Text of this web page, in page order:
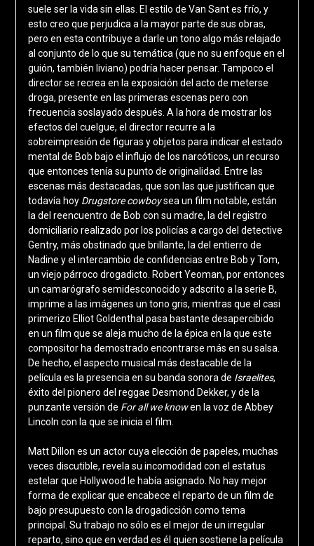
suele ser la vida sin ellas. El estilo de Van Sant es frío, y
esto creo que perjudica a la mayor parte de sus obras,
pero en esta contribuye a darle un tono algo más relajado
al conjunto de lo que su temática (que no su enfoque en el
guión, también liviano) podría hacer pensar. Tampoco el
director se recrea en la exposición del acto de meterse
droga, presente en las primeras escenas pero con
frecuencia soslayado después. A la hora de mostrar los
efectos del cuelgue, el director recurre a la
sobreimpresión de figuras y objetos para indicar el estado
mental de Bob bajo el influjo de los narcóticos, un recurso
que entonces tenía su punto de originalidad. Entre las
escenas más destacadas, que son las que justifican que
todavía hoy Drugstore cowboysea un film notable, están
la del reencuentro de Bob con su madre, la del registro
domiciliario realizado por los policías a cargo del detective
Gentry, más obstinado que brillante, la del entierro de
Nadine y el intercambio de confidencias entre Bob y Tom,
un viejo párroco drogadicto. Robert Yeoman, por entonces
un camarógrafo semidesconocido y adscrito a la serie B,
imprime a las imágenes un tono gris, mientras que el casi
primerizo Elliot Goldenthal pasa bastante desapercibido
en un film que se aleja mucho de la épica en la que este
compositor ha demostrado encontrarse más en su salsa.
De hecho, el aspecto musical más destacable de la
película es la presencia en su banda sonora de Israelites,
éxito del pionero del reggae Desmond Dekker, y de la
punzante versión de For all we knowen la voz de Abbey
Lincoln con la que se inicia el film.
Matt Dillon es un actor cuya elección de papeles, muchas
veces discutible, revela su incomodidad con el estatus
estelar que Hollywood le había asignado. No hay mejor
forma de explicar que encabece el reparto de un film de
bajo presupuesto con la drogadicción como tema
principal. Su trabajo no sólo es el mejor de un irregular
reparto, sino que en verdad es él quien sostiene la película